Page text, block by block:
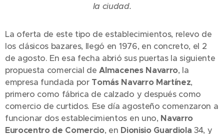
la ciudad.
La oferta de este tipo de establecimientos, relevo de
los clásicos bazares, llegó en 1976, en concreto, el 2
de agosto. En esa fecha abrió sus puertas la siguiente
propuesta comercial deAlmacenes Navarro, la
empresa fundada por Tomás Navarro Martínez,
primero como fábrica de calzado y después como
comercio de curtidos. Ese día agosteño comenzaron a
funcionar dos establecimientos en uno, Navarro
Eurocentro de Comercio, en Dionisio Guardiola 34, y